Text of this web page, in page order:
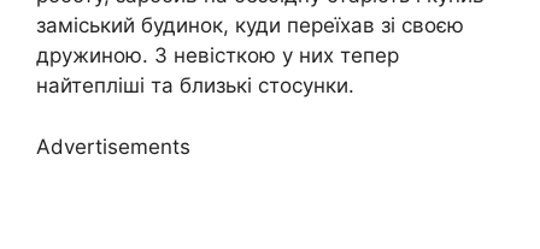
заміський будинок, куди переїхав зі своєю
дружиною. З невісткою у них тепер
найтепліші та близькі стосунки.
Advertisements